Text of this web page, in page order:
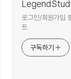
로그인/회원가입
트
구독하기